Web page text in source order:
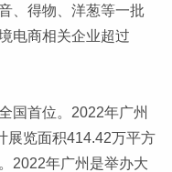
、得物、洋葱等一批
电商相关企业超过
国首位。2022年广州
展览面积414.42万平方
2022年广州是举办大